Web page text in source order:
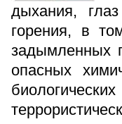
дыхания,
горения, в
задымленных
опасных